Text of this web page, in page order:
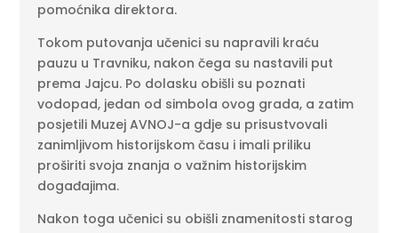
pomoćnika direktora.
Tokom putovanja učenici su napravili kraću
pauzu u Travniku, nakon čega su nastavili put
prema Jajcu. Po dolasku obišli su poznati
vodopad, jedan od simbola ovog grada, a zatim
posjetili Muzej AVNOJ-a gdje su prisustvovali
zanimljivom historijskom času i imali priliku
proširiti svoja znanja o važnim historijskim
događajima.
Nakon toga učenici su obišli znamenitosti starog